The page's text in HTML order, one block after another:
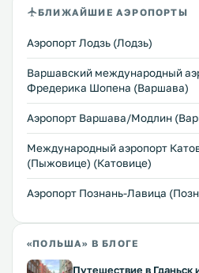
БЛИЖАЙШИЕ АЭРОПОРТЫ
Аэропорт Лодзь (Лодзь)
Варшавский международный
Фредерика Шопена (Варшава)
Аэропорт Варшава/Модлин
Международный аэропорт
(Пыжовице) (Катовице)
Аэропорт Познань-Лавица
«ПОЛЬША» В БЛОГЕ
Путешествие в Гданьск